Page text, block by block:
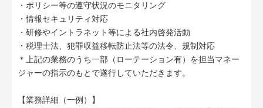
・ポリシー等の遵守状況のモニタリング
・情報セキュリティ対応
・研修やイントラネット等による社内啓発活動
・税理士法、犯罪収益移転防止法等の法令、規制対応
＊上記の業務のうち一部（ローテーション有）を担当マネー
ジャーの指示のもとで遂行していただきます。
【業務詳細（一例）】